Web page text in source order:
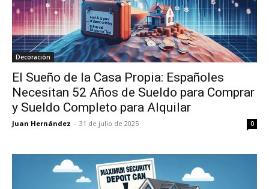
Decoración
El Sueño de la Casa Propia: Españoles
Necesitan 52 Años de Sueldo para Comprar
y Sueldo Completo para Alquilar
Juan Hernández - 31 de julio de 2025 0